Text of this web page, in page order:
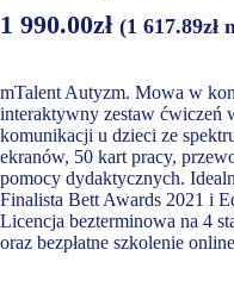
1 990.00zł (1 617.89zł
mTalent Autyzm. Mowa w
interaktywny zestaw ćwiczeń
komunikacji u dzieci ze
ekranów, 50 kart pracy,
pomocy dydaktycznych.
Finalista Bett Awards 2021 i
Licencja bezterminowa na 4
oraz bezpłatne szkolenie